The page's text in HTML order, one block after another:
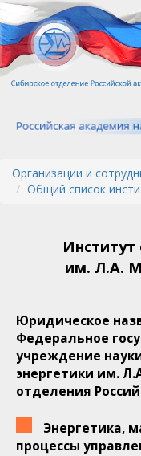
Перейти
к
основному
содержанию
Организации и
Общий список
Институт
им. Л.А.
Юридическое
Федеральное
учреждение
энергетики им.
отделения
Энергетика,
процессы